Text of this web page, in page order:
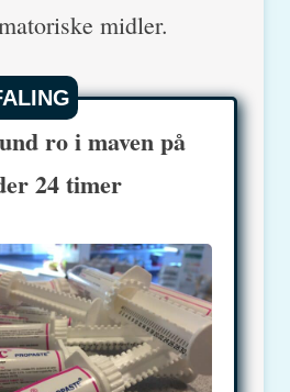
midler.
ro i maven på
24 timer